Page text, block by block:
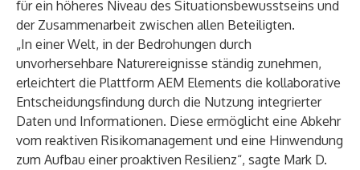
für ein höheres Niveau des Situationsbewusstseins und
der Zusammenarbeit zwischen allen Beteiligten.
„In einer Welt, in der Bedrohungen durch
unvorhersehbare Naturereignisse ständig zunehmen,
erleichtert die Plattform AEM Elements die kollaborative
Entscheidungsfindung durch die Nutzung integrierter
Daten und Informationen. Diese ermöglicht eine Abkehr
vom reaktiven Risikomanagement und eine Hinwendung
zum Aufbau einer proaktiven Resilienz“, sagte Mark D.